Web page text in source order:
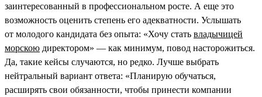
заинтересованный в профессиональном росте. А еще это
возможность оценить степень его адекватности. Услышать
от молодого кандидата без опыта: «Хочу стать владычицей
морскою директором» — как минимум, повод насторожиться.
Да, такие кейсы случаются, но редко. Лучше выбрать
нейтральный вариант ответа: «Планирую обучаться,
расширять свои обязанности, чтобы принести компании